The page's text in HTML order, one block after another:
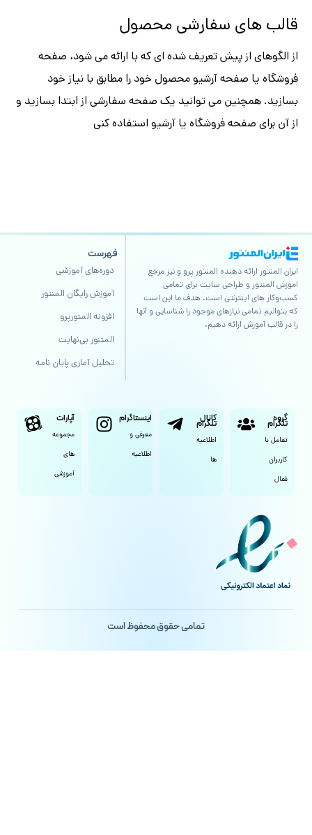
سفارشی محصول
از پیش تعریف شده ای که با ارائه می شود، صفحه
صفحه آرشیو محصول خود را مطابق با نیاز خود
می توانید یک صفحه سفارشی از ابتدا بسازید و
صفحه فروشگاه یا آرشیو استفاده کنی
ارائه دهنده المنتور پرو و نیز مرجع
و طراحی سایت برای تمامی
اینترنتی است. هدف ما این است
نیازهای موجود را شناسایی و آنها
ارائه دهیم.
دوره‌های آموزشی
آموزش رایگان المنتور
افزونه المتورپرو
المتنور بی‌نهایت
تحلیل آماری پایان نامه
کانال
تلگرام
اطلاعیه
اینستاگرام آپارات
مجموعه
تمامی حقوق محفوظ است